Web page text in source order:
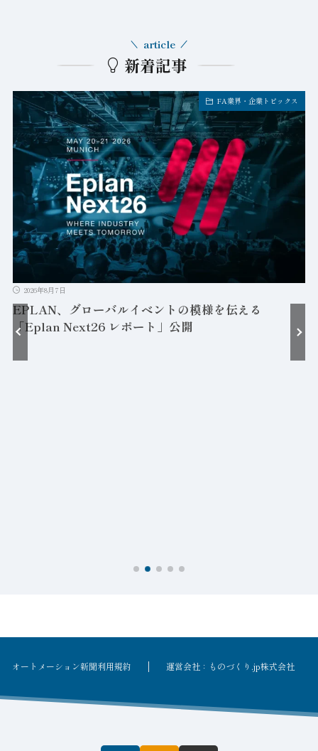
新着記事
article
FA業界・企業トピックス
2026年8月7日
EPLAN、グローバルイベントの模様を伝える
「Eplan Next26 レポート」公開
オートメーション新聞利用規約 運営会社：ものづくり.jp株式会社